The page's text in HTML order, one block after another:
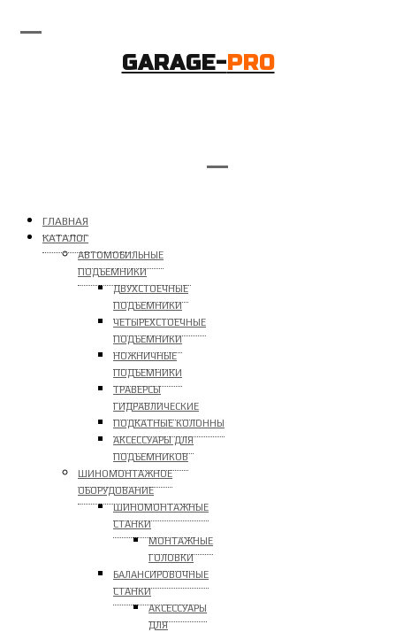
GARAGE-PRO
ГЛАВНАЯ
КАТАЛОГ
АВТОМОБИЛЬНЫЕ
ПОДЪЕМНИКИ
ДВУХСТОЕЧНЫЕ
ПОДЪЕМНИКИ
ЧЕТЫРЕХСТОЕЧНЫЕ
ПОДЪЕМНИКИ
НОЖНИЧНЫЕ
ПОДЪЕМНИКИ
ТРАВЕРСЫ
ГИДРАВЛИЧЕСКИЕ
ПОДКАТНЫЕ КОЛОННЫ
АКСЕССУАРЫ ДЛЯ
ПОДЪЕМНИКОВ
ШИНОМОНТАЖНОЕ
ОБОРУДОВАНИЕ
ШИНОМОНТАЖНЫЕ
СТАНКИ
МОНТАЖНЫЕ
ГОЛОВКИ
БАЛАНСИРОВОЧНЫЕ
СТАНКИ
АКСЕССУАРЫ
ДЛЯ